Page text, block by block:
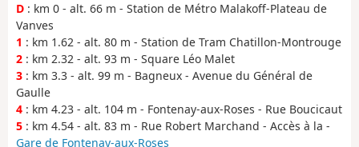
D : km 0 - alt. 66 m - Station de Métro Malakoff-Plateau de
Vanves
1 : km 1.62 - alt. 80 m - Station de Tram Chatillon-Montrouge
2 : km 2.32 - alt. 93 m - Square Léo Malet
3 : km 3.3 - alt. 99 m - Bagneux - Avenue du Général de
Gaulle
4 : km 4.23 - alt. 104 m - Fontenay-aux-Roses - Rue Boucicaut
5 : km 4.54 - alt. 83 m - Rue Robert Marchand - Accès à la -
Gare de Fontenay-aux-Roses